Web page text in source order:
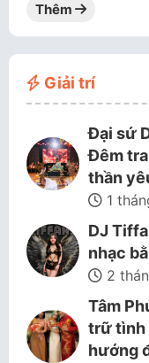
Thêm
Giải trí
Đại sứ
Đêm
thần
1
DJ
nhạc
2
Tâm
trữ tình
hướng